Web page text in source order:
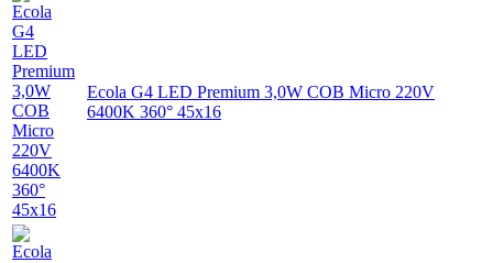
Ecola G4 LED Premium 3,0W COB Micro 220V
6400K 360° 45x16